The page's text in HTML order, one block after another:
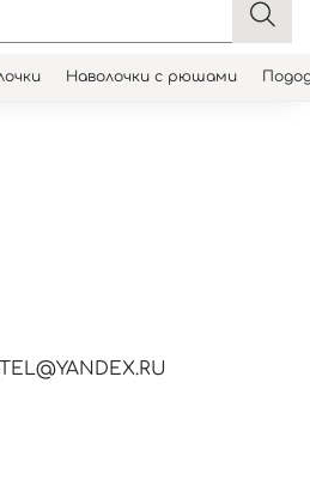
Наволочки с рюшами